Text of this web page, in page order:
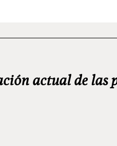
actual de las